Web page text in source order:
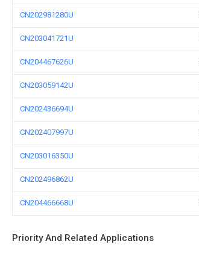
CN202981280U
CN203041721U
CN204467626U
CN203059142U
CN202436694U
CN202407997U
CN203016350U
CN202496862U
CN204466668U
Priority And Related Applications